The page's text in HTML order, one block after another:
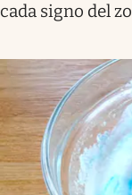
cada signo del